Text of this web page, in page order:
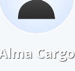
Alma Cargo